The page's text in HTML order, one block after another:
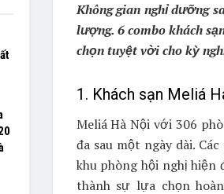
Không gian nghỉ dưỡng
lượng. 6 combo khách
chọn tuyệt vời cho kỳ
1. Khách sạn Meliá
Meliá Hà Nội với 306
đa sau một ngày dài.
khu phòng hội nghị
thành sự lựa chọn